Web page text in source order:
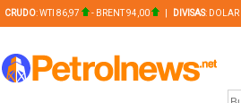
CRUDO: WTI 86,97 - BRENT 94,00 DIVISAS: